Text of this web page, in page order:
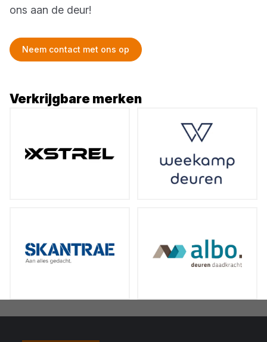
ons aan de deur!
Neem contact met ons op
Verkrijgbare merken